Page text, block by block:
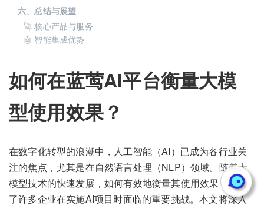
如何在蓝莺AI平台衡量大模
型使用效果？
在数字化转型的浪潮中，人工智能（AI）已成为各行业关
注的焦点，尤其是在自然语言处理（NLP）领域。随着大
模型技术的快速发展，如何有效地衡量其使用效果，成为
了许多企业在实施AI项目时面临的重要挑战。本文将深入
六、总结与展望
🚀 核心产品与服务
🤖 智能集成优势